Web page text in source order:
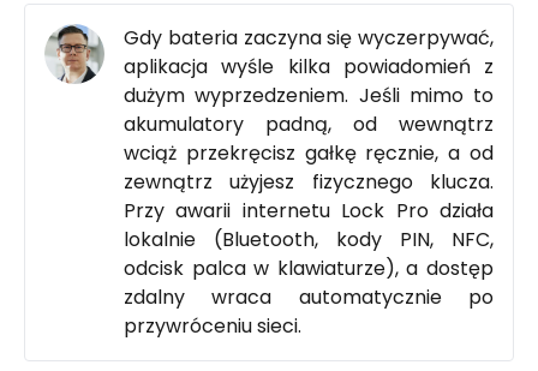
Gdy bateria zaczyna się wyczerpywać,
aplikacja wyśle kilka powiadomień z
dużym wyprzedzeniem. Jeśli mimo to
akumulatory padną, od wewnątrz
wciąż przekręcisz gałkę ręcznie, a od
zewnątrz użyjesz fizycznego klucza.
Przy awarii internetu Lock Pro działa
lokalnie (Bluetooth, kody PIN, NFC,
odcisk palca w klawiaturze), a dostęp
zdalny wraca automatycznie po
przywróceniu sieci.